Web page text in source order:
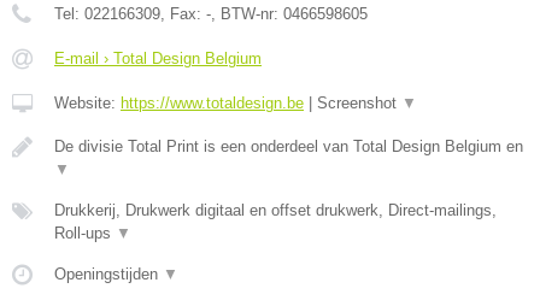
Tel: 022166309 , Fax: - , BTW-nr: 0466598605
E-mail › Total Design Belgium
Website: https://www.totaldesign.be Screenshot ▼
De divisie Total Print is een onderdeel van Total Design Belgium en
▼
Drukkerij, Drukwerk digitaal en offset drukwerk, Direct-mailings,
Roll-ups ▼
Openingstijden ▼